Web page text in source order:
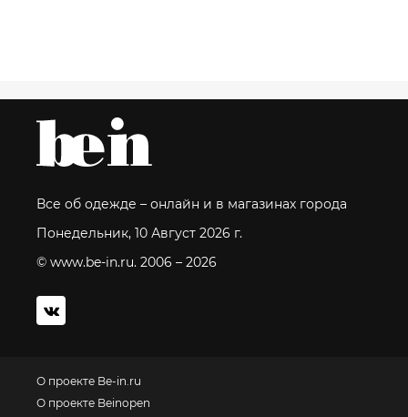
Все об одежде – онлайн и в магазинах города
Понедельник, 10 Август 2026 г.
© www.be-in.ru. 2006 – 2026
О проекте Be-in.ru
О проекте Beinopen